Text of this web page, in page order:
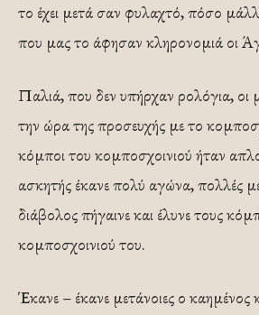
το έχει μετά σαν φυλαχτό, πόσο
που μας το άφησαν κληρονομιά οι
Παλιά, που δεν υπήρχαν ρολόγια, οι
την ώρα της προσευχής με το
κόμποι του κομποσχοινιού ήταν
ασκητής έκανε πολύ αγώνα, πολλές
διάβολος πήγαινε και έλυνε τους
κομποσχοινιού του.
Έκανε – έκανε μετάνοιες ο καημένος